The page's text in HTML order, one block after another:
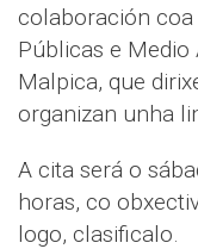
colaboración coa
Públicas e
Malpica, que
organizan unha
A cita será o
horas, co
logo, clasificalo.